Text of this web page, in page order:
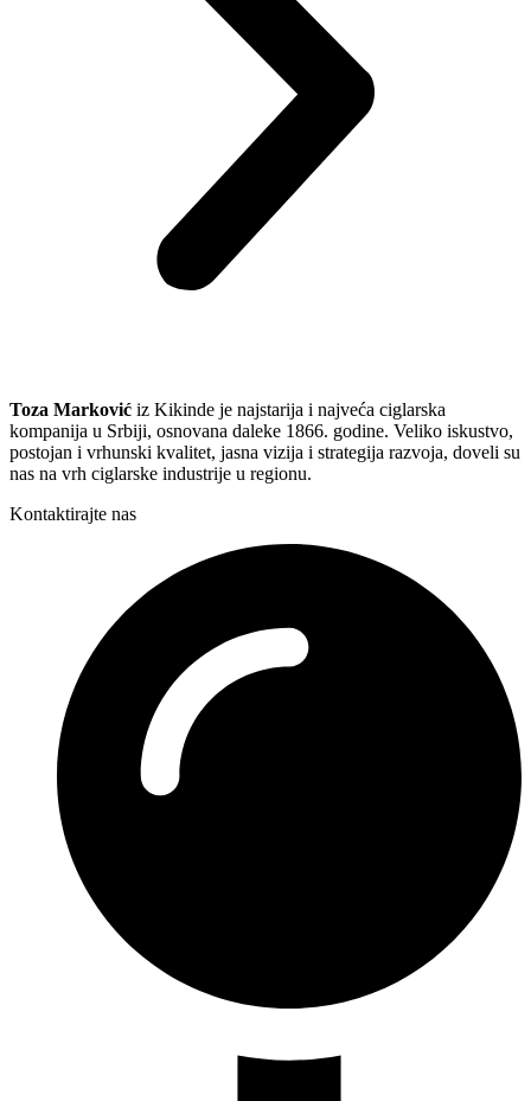
Toza Marković iz Kikinde je najstarija i najveća ciglarska
kompanija u Srbiji, osnovana daleke 1866. godine. Veliko iskustvo,
postojan i vrhunski kvalitet, jasna vizija i strategija razvoja, doveli su
nas na vrh ciglarske industrije u regionu.
Kontaktirajte nas